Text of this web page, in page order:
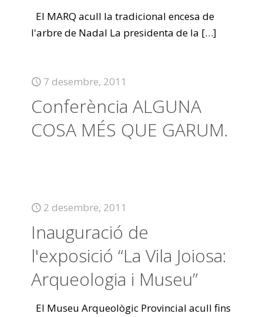
El MARQ acull la tradicional encesa de
l'arbre de Nadal La presidenta de la […]
7 desembre, 2011
Conferència ALGUNA
COSA MÉS QUE GARUM.
2 desembre, 2011
Inauguració de
l'exposició “La Vila Joiosa:
Arqueologia i Museu”
El Museu Arqueològic Provincial acull fins